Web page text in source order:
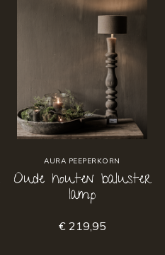
AURA PEEPERKORN
Oude houten baluster
lamp
€ 219,95